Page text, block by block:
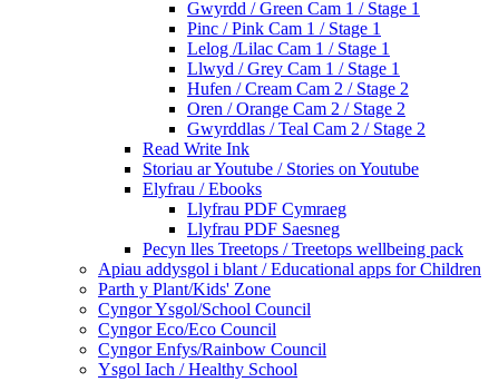
Gwyrdd / Green Cam 1 / Stage 1
Pinc / Pink Cam 1 / Stage 1
Lelog /Lilac Cam 1 / Stage 1
Llwyd / Grey Cam 1 / Stage 1
Hufen / Cream Cam 2 / Stage 2
Oren / Orange Cam 2 / Stage 2
Gwyrddlas / Teal Cam 2 / Stage 2
Read Write Ink
Storiau ar Youtube / Stories on Youtube
Elyfrau / Ebooks
Llyfrau PDF Cymraeg
Llyfrau PDF Saesneg
Pecyn lles Treetops / Treetops wellbeing pack
Apiau addysgol i blant / Educational apps for Children
Parth y Plant/Kids' Zone
Cyngor Ysgol/School Council
Cyngor Eco/Eco Council
Cyngor Enfys/Rainbow Council
Ysgol Iach / Healthy School